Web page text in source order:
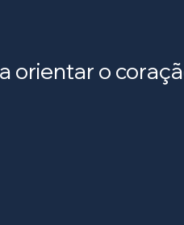
orientar o